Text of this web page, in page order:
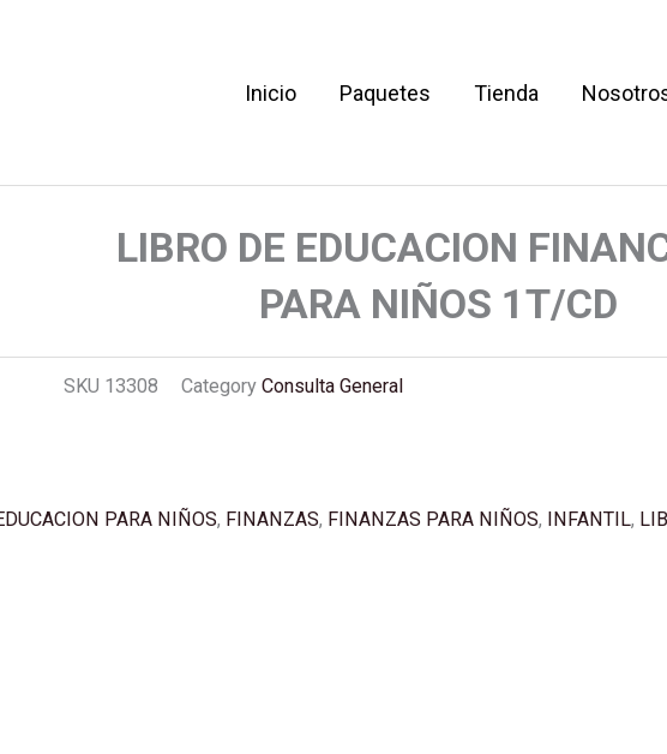
Inicio Paquetes Tienda
LIBRO DE EDUCACION
PARA NIÑOS 1T/CD
SKU 13308 Category Consulta General
PARA NIÑOS, FINANZAS, FINANZAS PARA NIÑOS, INFANTIL,